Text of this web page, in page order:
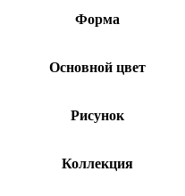
Форма
Основной цвет
Рисунок
Коллекция